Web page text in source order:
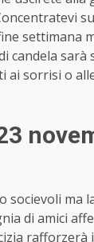
settimana
sarà
ai sorrisi o
ma
di amici
rafforzerà